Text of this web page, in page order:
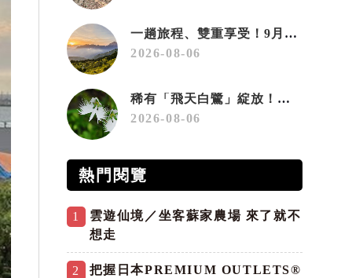
一趟旅程、雙重享受！9月住宿合歡山 順遊奧萬大10元優惠入園
2026-08-06
稀有「飛天白鷺」綻放！神戶六甲高山植物園「鷺草」珍貴現身
2026-08-06
熱門閱覽
1
雲遊仙境／坐客蘇家農場 來了就不
想走
2
把握日本PREMIUM OUTLETS®